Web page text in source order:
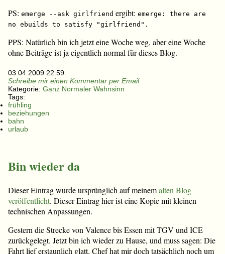
PS: emerge --ask girlfriend ergibt: emerge: there are
no ebuilds to satisfy "girlfriend".
PPS: Natürlich bin ich jetzt eine Woche weg, aber eine Woche
ohne Beiträge ist ja eigentlich normal für dieses Blog.
03.04.2009 22:59
Schreibe mir einen Kommentar per Email
Kategorie: Ganz Normaler Wahnsinn
Tags:
frühling
beziehungen
bahn
urlaub
Bin wieder da
Dieser Eintrag wurde ursprünglich auf meinemalten Blog
veröffentlicht. Dieser Eintrag hier ist eine Kopie mit kleinen
technischen Anpassungen.
Gestern die Strecke von Valence bis Essen mit TGV und ICE
zurückgelegt. Jetzt bin ich wieder zu Hause, und muss sagen: Die
Fahrt lief erstaunlich glatt. Chef hat mir doch tatsächlich noch um